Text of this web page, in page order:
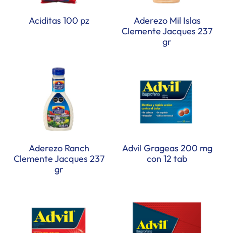
Aciditas 100 pz
Aderezo Mil Islas
Clemente Jacques 237
gr
Aderezo Ranch
Clemente Jacques 237
gr
Advil Grageas 200 mg
con 12 tab